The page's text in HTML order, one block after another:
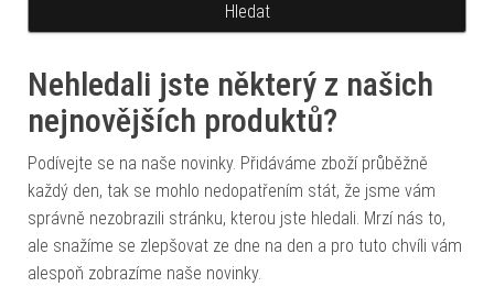
Nehledali jste některý z našich
nejnovějších produktů?
Podívejte se na naše novinky. Přidáváme zboží průběžně
každý den, tak se mohlo nedopatřením stát, že jsme vám
správně nezobrazili stránku, kterou jste hledali. Mrzí nás to,
ale snažíme se zlepšovat ze dne na den a pro tuto chvíli vám
alespoň zobrazíme naše novinky.